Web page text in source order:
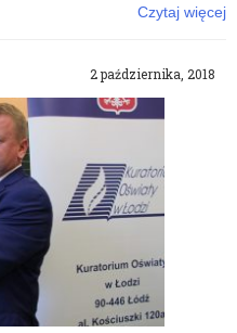
Czytaj więcej
2 października, 2018